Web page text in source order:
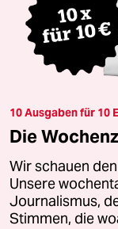
10 Ausgaben für 10
Die
Wir schauen
Unsere
Journalismus,
Stimmen, die